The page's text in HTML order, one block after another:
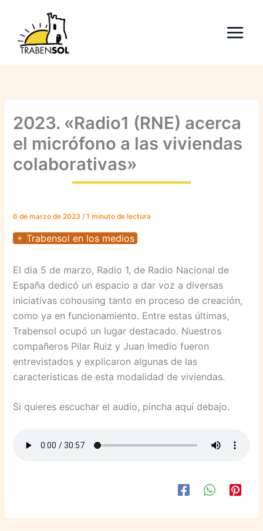
contenido
2023. «Radio1 (RNE) acerca
el micrófono a las viviendas
colaborativas»
6 de marzo de 2023 /1 minuto de lectura
Trabensol en los medios
El día 5 de marzo, Radio 1, de Radio Nacional de
España dedicó un espacio a dar voz a diversas
iniciativas cohousing tanto en proceso de creación,
como ya en funcionamiento. Entre estas últimas,
Trabensol ocupó un lugar destacado. Nuestros
compañeros Pilar Ruiz y Juan Imedio fueron
entrevistados y explicaron algunas de las
características de esta modalidad de viviendas.
Si quieres escuchar el audio, pincha aquí debajo.